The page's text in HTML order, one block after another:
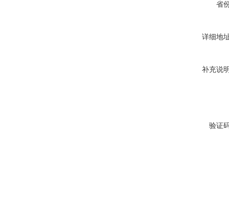
省
详细地
补充说
验证